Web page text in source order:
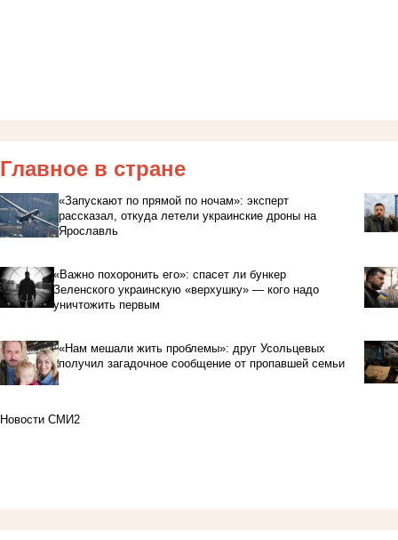
Главное в стране
«Запускают по прямой по ночам»: эксперт
рассказал, откуда летели украинские дроны на
Ярославль
«Важно похоронить его»: спасет ли бункер
Зеленского украинскую «верхушку» — кого надо
уничтожить первым
«Нам мешали жить проблемы»: друг Усольцевых
получил загадочное сообщение от пропавшей семьи
Новости СМИ2